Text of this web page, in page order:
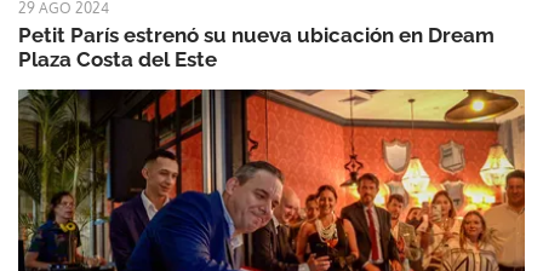
29 AGO 2024
Petit París estrenó su nueva ubicación en Dream
Plaza Costa del Este